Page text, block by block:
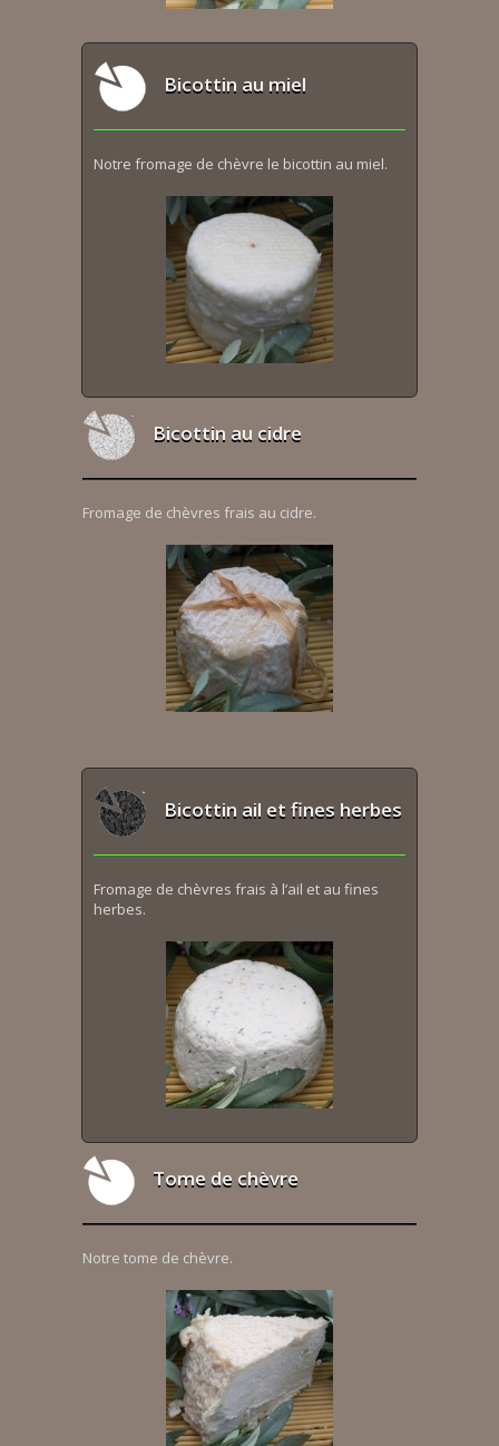
Bicottin au miel
Notre fromage de chèvre le bicottin au miel.
Bicottin au cidre
Fromage de chèvres frais au cidre.
Bicottin ail et fines herbes
Fromage de chèvres frais à l’ail et au fines
herbes.
Tome de chèvre
Notre tome de chèvre.